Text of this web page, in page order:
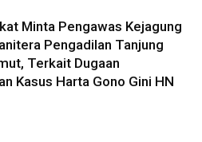
Minta Pengawas Kejagung
Pengadilan Tanjung
Terkait Dugaan
Kasus Harta Gono Gini HN